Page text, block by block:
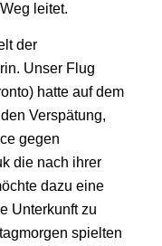
leitet.
der
Unser Flug
hatte auf dem
Verspätung,
gegen
die nach ihrer
dazu eine
Unterkunft zu
spielten